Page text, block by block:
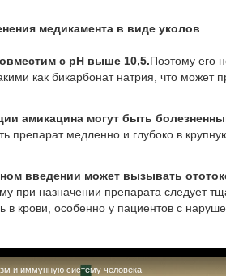
медикамента в виде уколов
с рН выше 10,5.Поэтому его
как бикарбонат натрия, что может
амикацина могут быть
препарат медленно и глубоко в
введении может вызывать
при назначении препарата следует
в крови, особенно у пациентов с
и иммунную систему человека